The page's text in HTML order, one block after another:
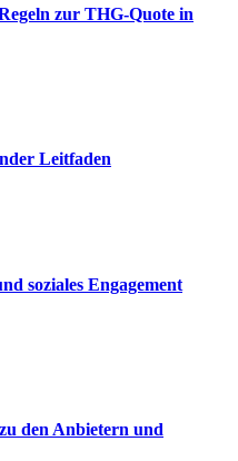
zur THG-Quote in
Leitfaden
soziales Engagement
den Anbietern und